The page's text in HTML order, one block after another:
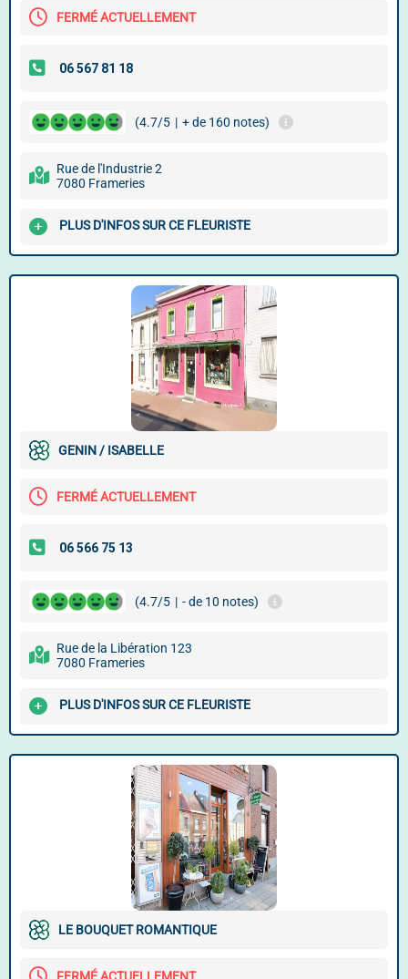
FERMÉ ACTUELLEMENT
(4.7/5 | + de 160 notes)
Rue de l'Industrie 2
7080 Frameries
PLUS D'INFOS SUR CE FLEURISTE
GENIN / ISABELLE
FERMÉ ACTUELLEMENT
(4.7/5 | - de 10 notes)
Rue de la Libération 123
7080 Frameries
PLUS D'INFOS SUR CE FLEURISTE
LE BOUQUET ROMANTIQUE